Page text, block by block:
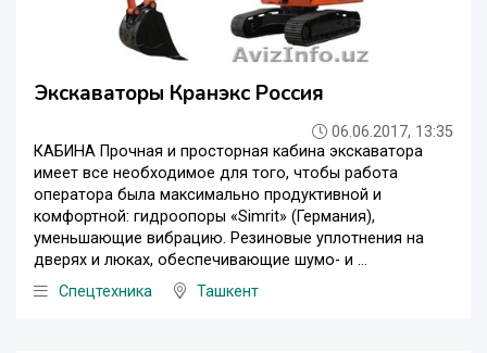
Экскаваторы Кранэкс Россия
06.06.2017, 13:35
КАБИНА Прочная и просторная кабина экскаватора
имеет все необходимое для того, чтобы работа
оператора была максимально продуктивной и
комфортной: гидроопоры «Simrit» (Германия),
уменьшающие вибрацию. Резиновые уплотнения на
дверях и люках, обеспечивающие шумо- и ...
Спецтехника
Ташкент